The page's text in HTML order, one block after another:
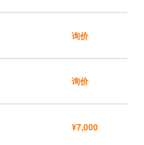
询价
询价
¥7,000